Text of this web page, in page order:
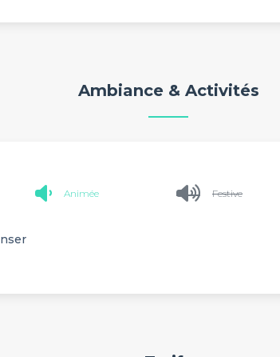
Ambiance & Activités
Animée Festive